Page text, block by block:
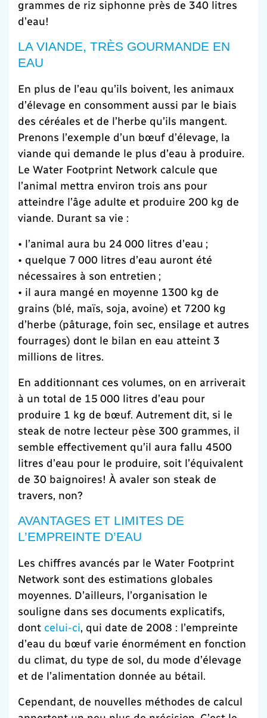
grammes de riz siphonne près de 340 litres
d’eau!
LA VIANDE, TRÈS GOURMANDE EN
EAU
En plus de l’eau qu’ils boivent, les animaux
d’élevage en consomment aussi par le biais
des céréales et de l’herbe qu’ils mangent.
Prenons l’exemple d’un bœuf d’élevage, la
viande qui demande le plus d’eau à produire.
Le Water Footprint Network calcule que
l’animal mettra environ trois ans pour
atteindre l’âge adulte et produire 200 kg de
viande. Durant sa vie :
• l’animal aura bu 24 000 litres d’eau ;
• quelque 7 000 litres d’eau auront été
nécessaires à son entretien ;
• il aura mangé en moyenne 1300 kg de
grains (blé, maïs, soja, avoine) et 7200 kg
d’herbe (pâturage, foin sec, ensilage et autres
fourrages) dont le bilan en eau atteint 3
millions de litres.
En additionnant ces volumes, on en arriverait
à un total de 15 000 litres d’eau pour
produire 1 kg de bœuf. Autrement dit, si le
steak de notre lecteur pèse 300 grammes, il
semble effectivement qu’il aura fallu 4500
litres d’eau pour le produire, soit l’équivalent
de 30 baignoires! À avaler son steak de
travers, non?
AVANTAGES ET LIMITES DE
L’EMPREINTE D’EAU
Les chiffres avancés par le Water Footprint
Network sont des estimations globales
moyennes. D’ailleurs, l’organisation le
souligne dans ses documents explicatifs,
dont celui-ci , qui date de 2008 : l’empreinte
d’eau du bœuf varie énormément en fonction
du climat, du type de sol, du mode d’élevage
et de l’alimentation donnée au bétail.
Cependant, de nouvelles méthodes de calcul